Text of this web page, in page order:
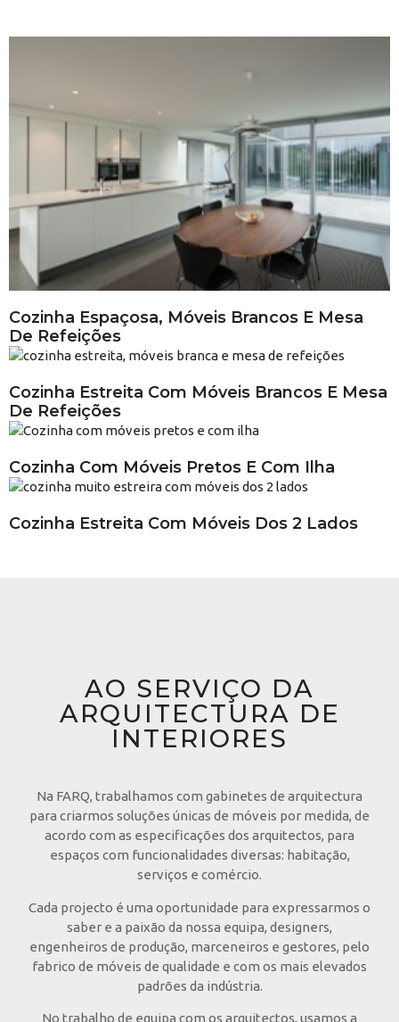
Cozinha Espaçosa, Móveis Brancos E Mesa
De Refeições
Cozinha Estreita Com Móveis Brancos E Mesa
De Refeições
Cozinha Com Móveis Pretos E Com Ilha
Cozinha Estreita Com Móveis Dos 2 Lados
AO SERVIÇO DA
ARQUITECTURA DE
INTERIORES
Na FARQ, trabalhamos com gabinetes de arquitectura
para criarmos soluções únicas de móveis por medida, de
acordo com as especificações dos arquitectos, para
espaços com funcionalidades diversas: habitação,
serviços e comércio.
Cada projecto é uma oportunidade para expressarmos o
saber e a paixão da nossa equipa, designers,
engenheiros de produção, marceneiros e gestores, pelo
fabrico de móveis de qualidade e com os mais elevados
padrões da indústria.
No trabalho de equipa com os arquitectos, usamos a